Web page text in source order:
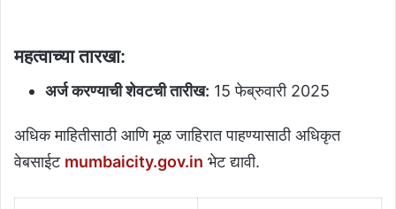
महत्वाच्या तारखा:
अर्ज करण्याची शेवटची तारीख: 15 फेब्रुवारी 2025
अधिक माहितीसाठी आणि मूळ जाहिरात पाहण्यासाठी अधिकृत
वेबसाईट mumbaicity.gov.in भेट द्यावी.